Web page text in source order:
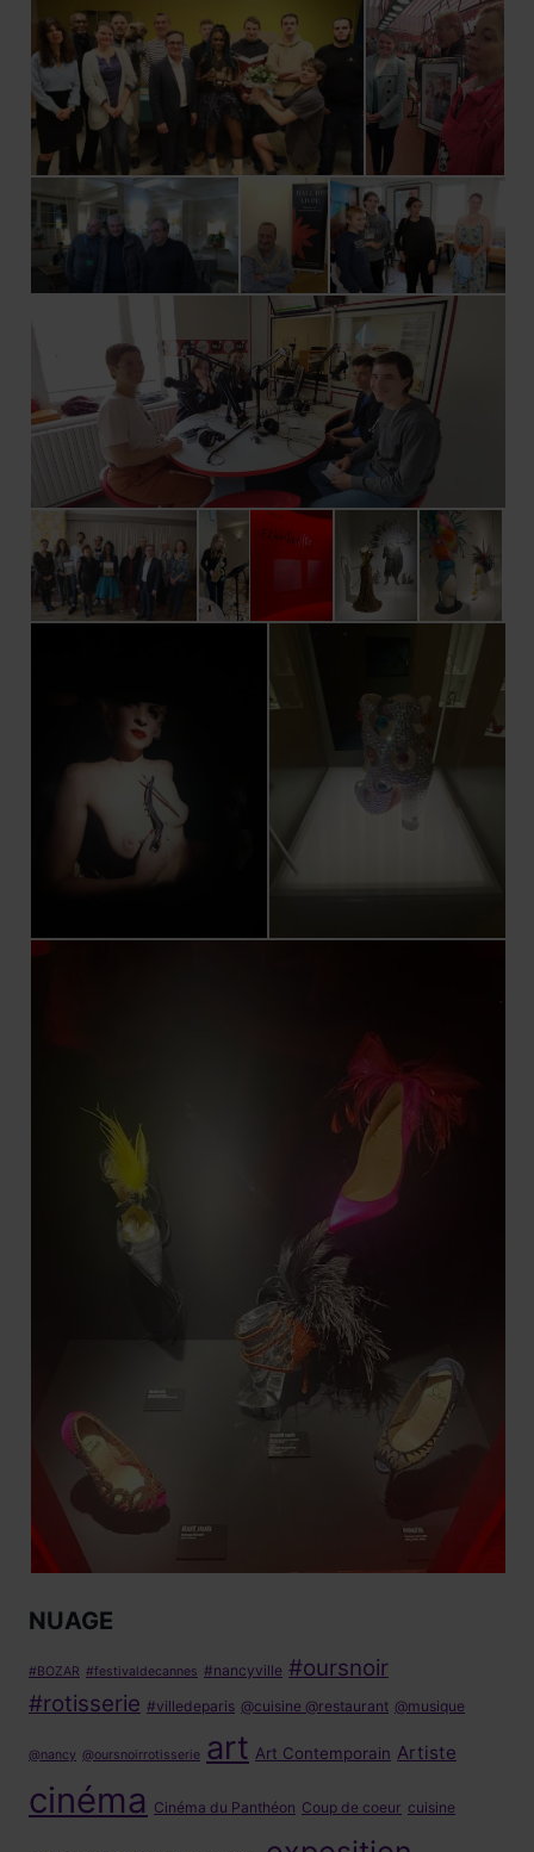
NUAGE
#BOZAR #festivaldecannes #nancyville #oursnoir
#rotisserie #villedeparis @cuisine @restaurant @musique
@nancy @oursnoirrotisserie art Art Contemporain Artiste
cinéma Cinéma du Panthéon Coup de coeur cuisine